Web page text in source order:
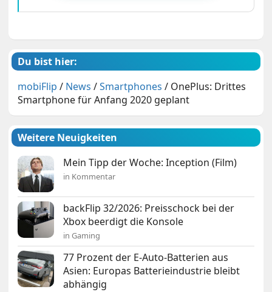
Du bist hier:
mobiFlip / News /Smartphones / OnePlus: Drittes
Smartphone für Anfang 2020 geplant
Weitere Neuigkeiten
Mein Tipp der Woche: Inception (Film)
in Kommentar
backFlip 32/2026: Preisschock bei der
Xbox beerdigt die Konsole
in Gaming
77 Prozent der E-Auto-Batterien aus
Asien: Europas Batterieindustrie bleibt
abhängig